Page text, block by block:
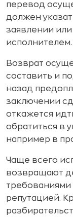
перевод
должен
заявлении
исполнителем.
Возврат
составить и
назад
заключении
откажется
обратиться в
например в
Чаще всего
возвращают
требованиями
репутацией.